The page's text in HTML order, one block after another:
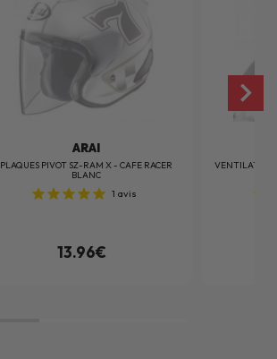
ARAI
PLAQUES PIVOT SZ-RAM X - CAFE RACER
BLANC
1 avis
13.96€
VENTILATION